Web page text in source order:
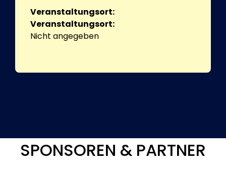
Veranstaltungsort:
Veranstaltungsort:
Nicht angegeben
SPONSOREN & PARTNER